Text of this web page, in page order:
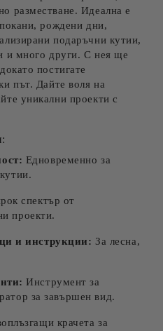
разместване. Идеална е
рождени дни,
подаръчни кутии,
и много други. С нея ще
постигате
път. Дайте воля на
уникални проекти с
Едновременно за
спектър от
проекти.
и инструкции: За лесна,
Инструмент за
за завършен вид.
крачета за